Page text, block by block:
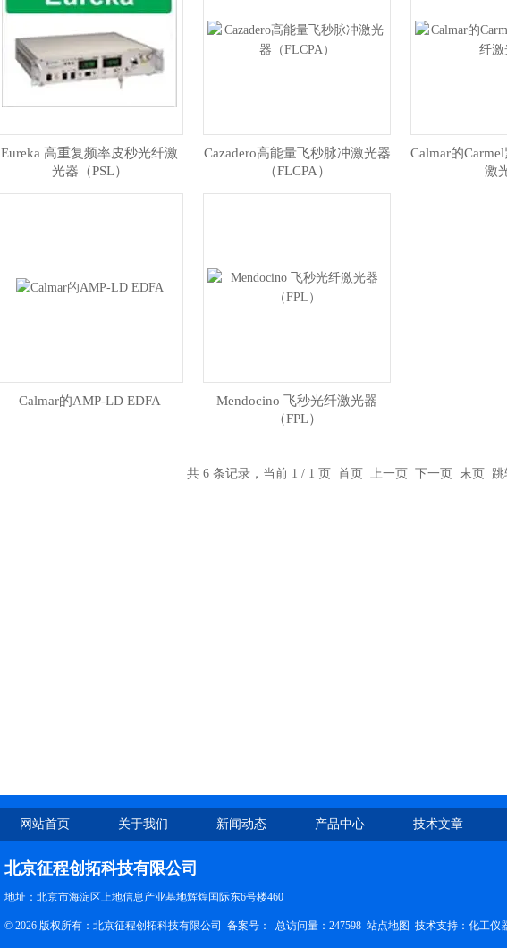
Eureka 高重复频率皮秒光纤激
光器（PSL）
Cazadero高能量飞秒脉冲激光器
（FLCPA）
Calmar的
激
Calmar的AMP-LD EDFA
Mendocino 飞秒光纤激光器
（FPL）
共 6 条记录，当前 1 / 1 页 首页 上一页 下一页 末页 跳
网站首页 关于我们 新闻动态 产品中心 技术文章
北京征程创拓科技有限公司
地址：北京市海淀区上地信息产业基地辉煌国际东6号楼460
© 2026 版权所有：北京征程创拓科技有限公司 备案号： 总访问量：247598 站点地图 技术支持： 化工仪